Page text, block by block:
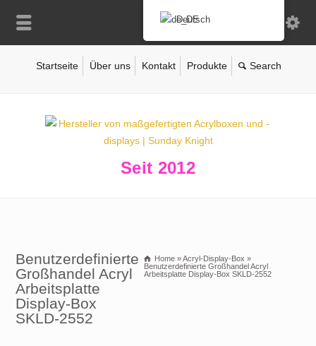
Startseite Über uns Kontakt Produkte
Seit 2012
Benutzerdefinierte
Großhandel Acryl
Arbeitsplatte
Display-Box
SKLD-2552
Home »Acryl-Display-Box »
Benutzerdefinierte Großhandel Acryl
Arbeitsplatte Display-Box SKLD-2552
Deutsch